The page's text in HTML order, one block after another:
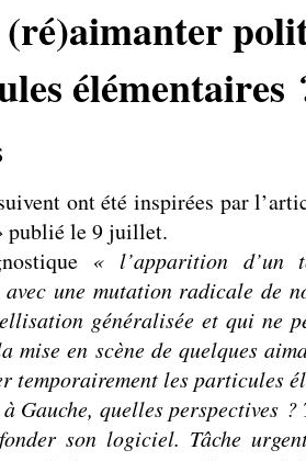
élémentaires
ont été inspirées par
publié le 9 juillet.
« l’apparition d’un
une mutation radicale de
généralisée et qui ne
mise en scène de quelques
temporairement les particules
Gauche, quelles perspectives
son logiciel. Tâche